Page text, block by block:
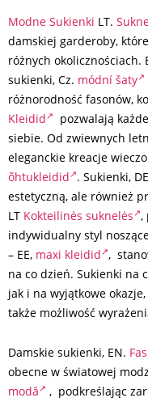
Modne Sukienki LT.
damskiej garderoby,
różnych okolicznościach.
sukienki, Cz. módní šaty
różnorodność fasonów,
Kleidid
pozwalają
siebie. Od zwiewnych
eleganckie kreacje
õhtukleidid . Sukienki,
estetyczną, ale również
LT Kokteilinės suknelės ,
indywidualny styl
– EE, maxi kleidid ,
na co dzień. Sukienki na
jak i na wyjątkowe
także możliwość
Damskie sukienki, EN.
obecne w światowej
modă
, podkreślając